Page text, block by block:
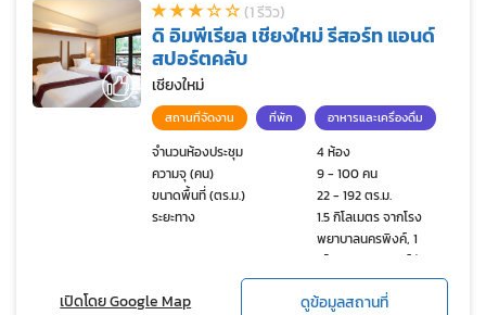
(1 รีวิว)
ดิ อิมพีเรียล เชียงใหม่ รีสอร์ท แอนด์
สปอร์ตคลับ
เชียงใหม่
สถานที่จัดงาน ที่พัก อาหารและเครื่องดื่ม
จำนวนห้องประชุม
4 ห้อง
ความจุ (คน)
9 - 100 คน
ขนาดพื้นที่ (ตร.ม.)
22 - 192 ตร.ม.
ระยะทาง
1.5 กิโลเมตร จากโรง
พยาบาลนครพิงค์, 1
กิโลเมตร จากศูนย์พัฒนา
ฝีมือแรงงานจังหวัด
เชียงใหม่, 13 กิโลเมตร จาก
เปิดโดย Google Map ดูข้อมูลสถานที่